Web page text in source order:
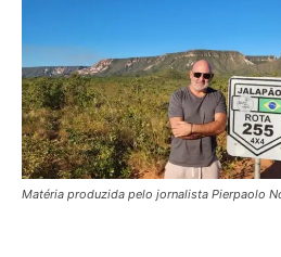
Matéria produzida pelo jornalista Pierpaolo